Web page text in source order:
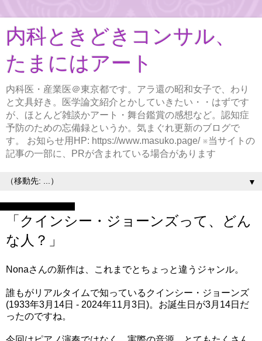
内科ときどきコンサル、
たまにはアート
内科医・産業医＠東京都です。アラ還の昭和女子で、わり
と文具好き。医学論文紹介とかしていきたい・・はずです
が、ほとんど雑談かアート・舞台鑑賞の感想など。認知症
予防のための忘備録というか。気まぐれ更新のブログで
す。 お知らせ用HP: https://www.masuko.page/ ※当サイトの
記事の一部に、PRが含まれている場合があります
▼
「クインシー・ジョーンズって、どん
な人？」
Nonaさんの新作は、これまでとちょっと違うジャンル。
誰もがリアルタイムで知っているクインシー・ジョーンズ
(1933年3月14日 - 2024年11月3日)。お誕生日が3月14日だ
ったのですね。